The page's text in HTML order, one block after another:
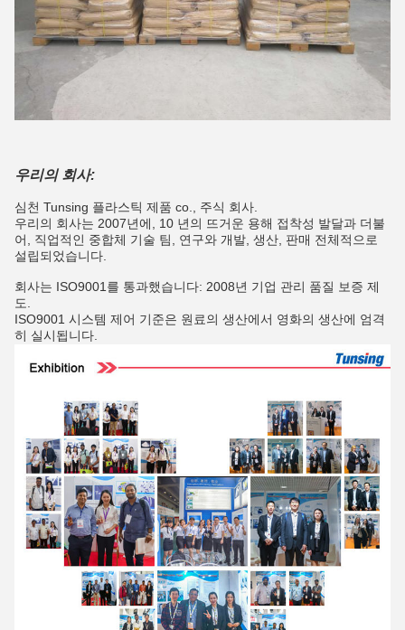
우리의 회사:
심천 Tunsing 플라스틱 제품 co., 주식 회사.
우리의 회사는 2007년에, 10 년의 뜨거운 용해 접착성 발달과 더불
어, 직업적인 중합체 기술 팀, 연구와 개발, 생산, 판매 전체적으로
설립되었습니다.
회사는 ISO9001를 통과했습니다: 2008년 기업 관리 품질 보증 제
도.
ISO9001 시스템 제어 기준은 원료의 생산에서 영화의 생산에 엄격
히 실시됩니다.